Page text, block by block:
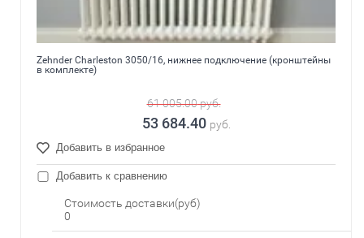
Zehnder Charleston 3050/16, нижнее подключение (кронштейны
в комплекте)
61 005.00руб.
53 684.40 руб.
Добавить в избранное
Добавить к сравнению
Стоимость доставки(руб)
0